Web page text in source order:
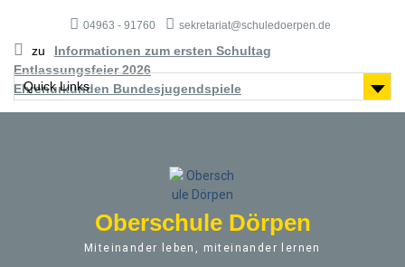
04963 - 91760 sekretariat@schuledoerpen.de
zu
Informationen zum ersten Schultag
Entlassungsfeier 2026
Ehrenurkunden Bundesjugendspiele
Quick Links
Oberschule Dörpen
Miteinander leben, miteinander lernen